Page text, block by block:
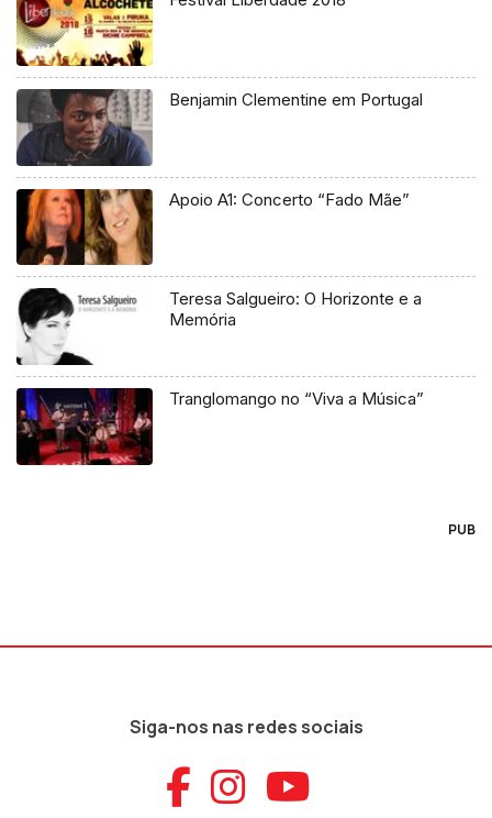
Benjamin Clementine em Portugal
Apoio A1: Concerto “Fado Mãe”
Teresa Salgueiro: O Horizonte e a
Memória
Tranglomango no “Viva a Música”
PUB
Siga-nos nas redes sociais
Aceder ao
Aceder ao
Aceder